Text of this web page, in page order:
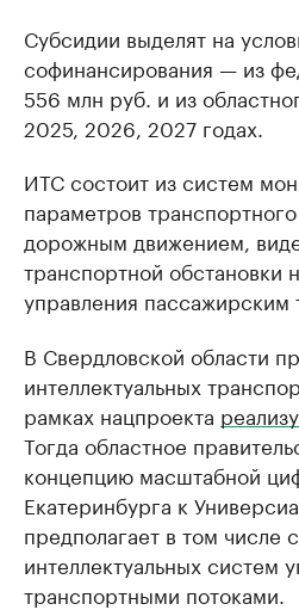
Субсидии выделят на
софинансирования — из
556 млн руб. и из
2025, 2026, 2027 годах.
ИТС состоит из систем
параметров
дорожным движением,
транспортной обстановки
управления пассажирским
В Свердловской области
интеллектуальных
рамках нацпроекта
Тогда областное
концепцию масштабной
Екатеринбурга к
предполагает в том числе
интеллектуальных систем
транспортными потоками.